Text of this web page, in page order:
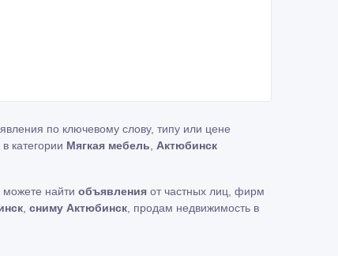
по ключевому слову, типу или цене
категории Мягкая мебель
Актюбинск
найти объявления от частных лиц, фирм
сниму Актюбинск , продам недвижимость в